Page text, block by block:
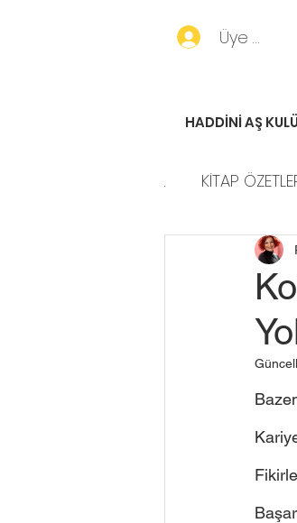
Üye Girişi
HADDİNİ AŞ
. KİTAP
HADDİNİ AŞ